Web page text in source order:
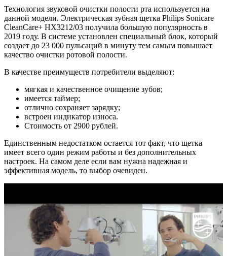
Технология звуковой очистки полости рта используется на
данной модели. Электрическая зубная щетка Philips Sonicare
CleanCare+ HX3212/03 получила большую популярность в
2019 году. В системе установлен специальный блок, который
создает до 23 000 пульсаций в минуту тем самым повышает
качество очистки ротовой полости.
В качестве преимуществ потребители выделяют:
мягкая и качественное очищение зубов;
имеется таймер;
отлично сохраняет зарядку;
встроен индикатор износа.
Стоимость от 2900 рублей.
Единственным недостатком остается тот факт, что щетка
имеет всего один режим работы и без дополнительных
настроек. На самом деле если вам нужна надежная и
эффективная модель, то выбор очевиден.